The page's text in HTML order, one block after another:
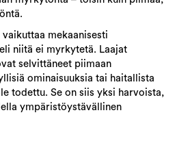
mekaanisesti
niitä ei myrkytetä. Laajat
selvittäneet piimaan
ominaisuuksia tai haitallista
todettu. Se on siis yksi harvoista,
ympäristöystävällinen